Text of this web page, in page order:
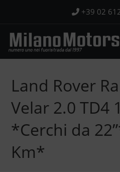
contenuto
+39 02
Land Rover
Velar 2.0 TD4
*Cerchi da
Km*